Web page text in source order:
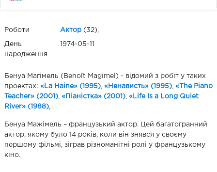
Роботи Актор (32),
День
народження
1974-05-11
Бенуа Магімель (Benoît Magimel) - відомий з робіт у таких
проектах: «La Haine» (1995) «Ненависть» (1995) «The Piano
Teacher» (2001) «Піаністка» (2001) «Life Is a Long Quiet
River» (1988)
Бенуа Мажімель – французький актор. Цей багатогранний
актор, якому було 14 років, коли він знявся у своєму
першому фільмі, зіграв різноманітні ролі у французькому
кіно.